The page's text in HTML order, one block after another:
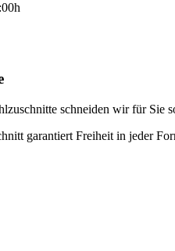
schneiden wir für Sie
garantiert Freiheit in jeder